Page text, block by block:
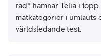
rad* hamnar Telia i
mätkategorier i umlauts
världsledande test.